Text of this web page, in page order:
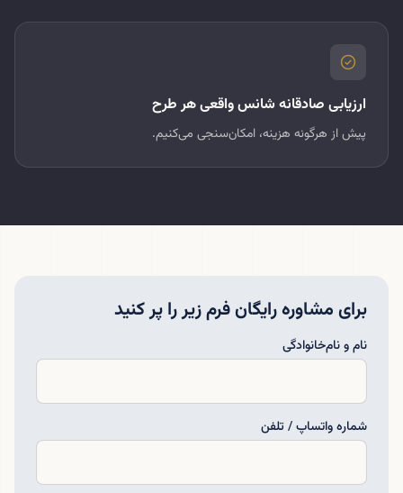
ارزیابی صادقانه شانس واقعی هر طرح
پیش از هرگونه هزینه، امکان‌سنجی می‌کنیم.
برای مشاوره رایگان فرم زیر را پر کنید
نام و نام‌خانوادگی
شماره واتساپ / تلفن